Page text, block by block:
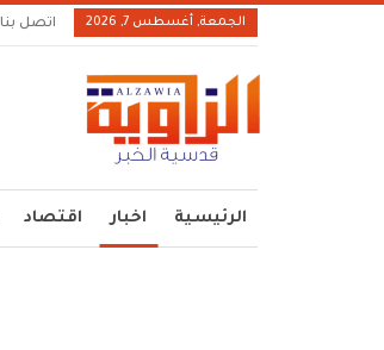
الجمعة, أغسطس 7, 2026 اتصل بنا
الرئيسية اخبار اقتصاد